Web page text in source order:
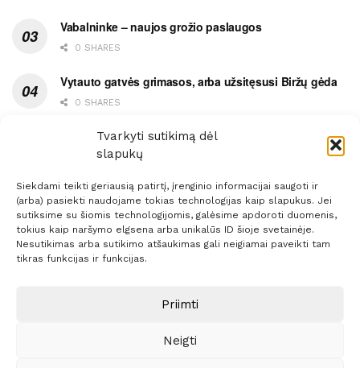
Tvarkyti sutikimą dėl
slapukų
Siekdami teikti geriausią patirtį, įrenginio informacijai saugoti ir
(arba) pasiekti naudojame tokias technologijas kaip slapukus. Jei
sutiksime su šiomis technologijomis, galėsime apdoroti duomenis,
tokius kaip naršymo elgsena arba unikalūs ID šioje svetainėje.
Nesutikimas arba sutikimo atšaukimas gali neigiamai paveikti tam
tikras funkcijas ir funkcijas.
Priimti
Neigti
Vabalninke – naujos grožio paslaugos
0 SHARES
Vytauto gatvės grimasos, arba užsitęsusi Biržų gėda
0 SHARES
Pietų metas pažymėtas avarija
0 SHARES
Prenumerata Reklama
Sprendimas:ITBrolis